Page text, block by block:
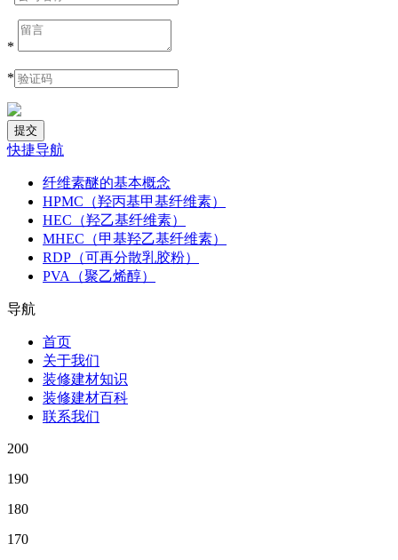
*
*
快捷导航
纤维素醚的基本概念
HPMC（羟丙基甲基纤维素）
HEC（羟乙基纤维素）
MHEC（甲基羟乙基纤维素）
RDP（可再分散乳胶粉）
PVA（聚乙烯醇）
导航
首页
关于我们
装修建材知识
装修建材百科
联系我们
200
190
180
170